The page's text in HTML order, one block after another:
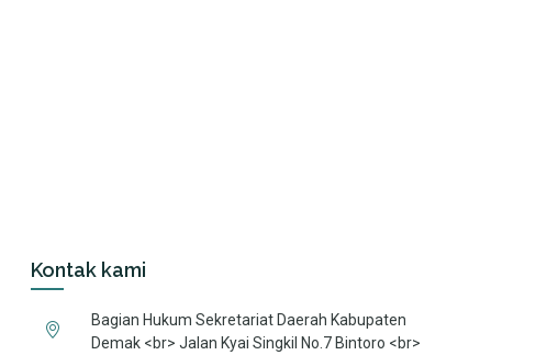
Kontak kami
Bagian Hukum Sekretariat Daerah Kabupaten
Demak <br> Jalan Kyai Singkil No.7 Bintoro <br>